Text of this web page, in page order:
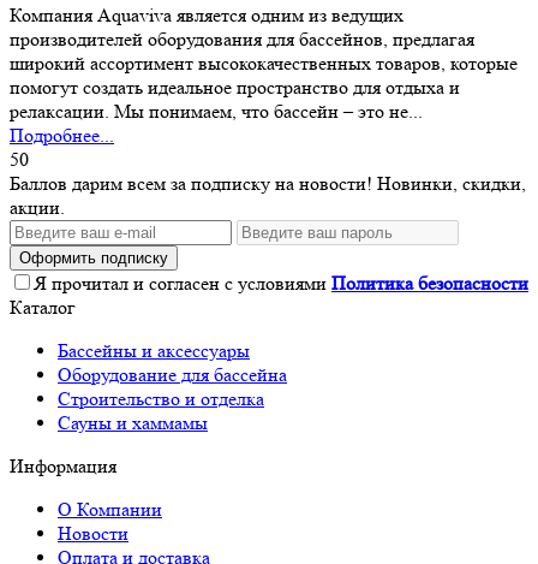
Компания Aquaviva является одним из ведущих
производителей оборудования для бассейнов, предлагая
широкий ассортимент высококачественных товаров, которые
помогут создать идеальное пространство для отдыха и
релаксации. Мы понимаем, что бассейн – это не...
Подробнее...
50
Баллов дарим всем за подписку на новости! Новинки, скидки,
акции.
Оформить подписку
Я прочитал и согласен с условиями Политика безопасности
Каталог
Бассейны и аксессуары
Оборудование для бассейна
Строительство и отделка
Сауны и хаммамы
Информация
О Компании
Новости
Оплата и доставка